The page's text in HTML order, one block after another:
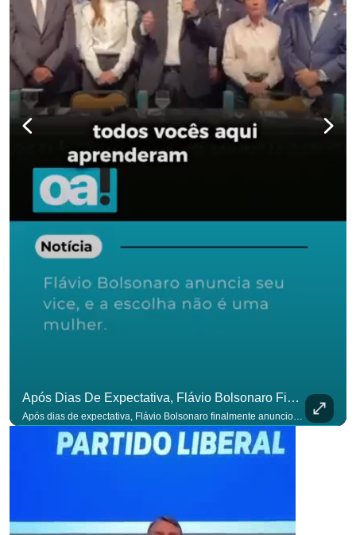
Após Dias De Expectativa, Flávio Bolsonaro Finalmente Anunciou Seu Vice. #OAntagonista